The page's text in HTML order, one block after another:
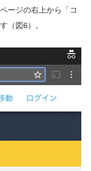
ージの右上から「コ
（図6）。